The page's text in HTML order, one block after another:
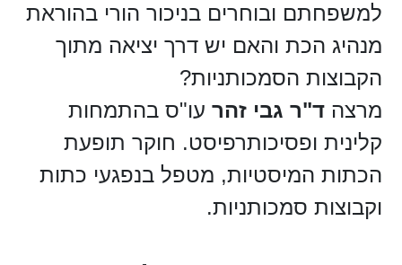
למשפחתם ובוחרים בניכור הורי בהוראת
מנהיג הכת והאם יש דרך יציאה מתוך
הקבוצות הסמכותניות?
מרצה ד"ר גבי זהר עו"ס בהתמחות
קלינית ופסיכותרפיסט. חוקר תופעת
הכתות המיסטיות, מטפל בנפגעי כתות
וקבוצות סמכותניות.